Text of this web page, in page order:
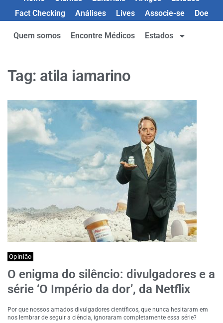
Fact Checking
Análises Lives Associe-se Doe
Quem somos Encontre Médicos Estados
Tag: atila iamarino
Opinião
O enigma do silêncio: divulgadores e a
série ‘O Império da dor’, da Netflix
Por que nossos amados divulgadores científicos, que nunca hesitaram em
nos lembrar de seguir a ciência, ignoraram completamente essa série?